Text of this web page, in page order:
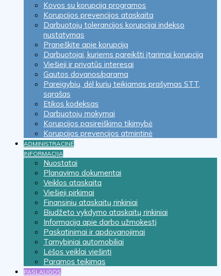
Kovos su korupcija programos
Korupcijos prevencijos ataskaita
Darbuotojų tolerancijos korupcijai indekso
nustatymas
Praneškite apie korupciją
Darbuotojai, kuriems pareikšti įtarimai korupcija
Viešieji ir privatūs interesai
Gautos dovanos/parama
Pareigybių, dėl kurių teikiamas prašymas STT,
sąrašas
Etikos kodeksas
Darbuotojų mokymai
Korupcijos pasireiškimo tikimybė
Korupcijos prevencijos atmintinė
ADMINISTRACINĖ
INFORMACIJA
Nuostatai
Planavimo dokumentai
Veiklos ataskaita
Viešieji pirkimai
Finansinių ataskaitų rinkiniai
Biudžeto vykdymo ataskaitų rinkiniai
Informacija apie darbo užmokestį
Paskatinimai ir apdovanojimai
Tarnybiniai automobiliai
Lėšos veiklai viešinti
Paramos teikimas
PASLAUGOS